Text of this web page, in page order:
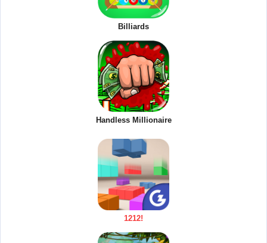
Billiards
Handless Millionaire
1212!